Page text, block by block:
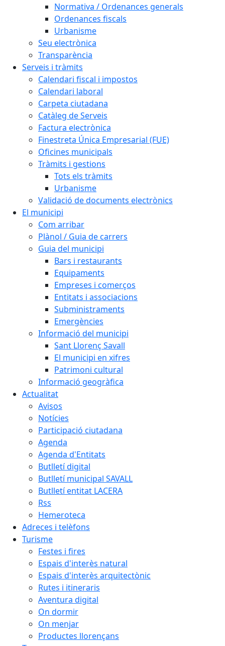
Normativa / Ordenances generals
Ordenances fiscals
Urbanisme
Seu electrònica
Transparència
Serveis i tràmits
Calendari fiscal i impostos
Calendari laboral
Carpeta ciutadana
Catàleg de Serveis
Factura electrònica
Finestreta Única Empresarial (FUE)
Oficines municipals
Tràmits i gestions
Tots els tràmits
Urbanisme
Validació de documents electrònics
El municipi
Com arribar
Plànol / Guia de carrers
Guia del municipi
Bars i restaurants
Equipaments
Empreses i comerços
Entitats i associacions
Subministraments
Emergències
Informació del municipi
Sant Llorenç Savall
El municipi en xifres
Patrimoni cultural
Informació geogràfica
Actualitat
Avisos
Notícies
Participació ciutadana
Agenda
Agenda d'Entitats
Butlletí digital
Butlletí municipal SAVALL
Butlletí entitat LACERA
Rss
Hemeroteca
Adreces i telèfons
Turisme
Festes i fires
Espais d'interès natural
Espais d'interès arquitectònic
Rutes i itineraris
Aventura digital
On dormir
On menjar
Productes llorençans